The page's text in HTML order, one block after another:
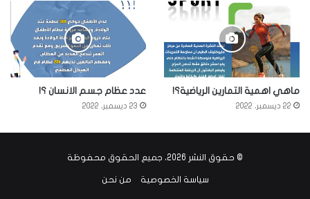
ماهي اهمية التمارين الرياضية؟!
22 ديسمبر، 2022
عدد عظام جسم الانسان ؟!
23 ديسمبر، 2022
© حقوق النشر 2026، جميع الحقوق محفوظة
سياسة الخصوصية من نحن